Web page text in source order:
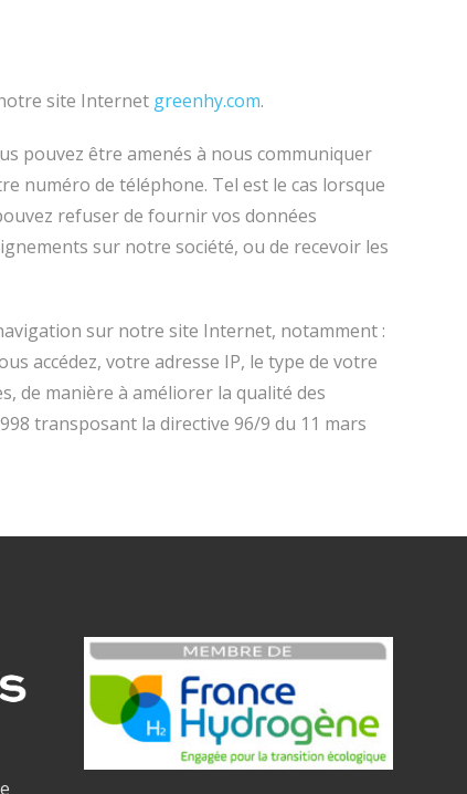
site Internet greenhy.com.
pouvez être amenés à nous communiquer
numéro de téléphone. Tel est le cas lorsque
refuser de fournir vos données
sur notre société, ou de recevoir les
sur notre site Internet, notamment :
accédez, votre adresse IP, le type de votre
de manière à améliorer la qualité des
transposant la directive 96/9 du 11 mars